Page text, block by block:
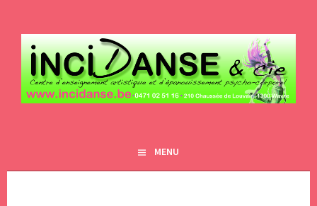
contenu
principal
INCIDANSE&CIE
MENU